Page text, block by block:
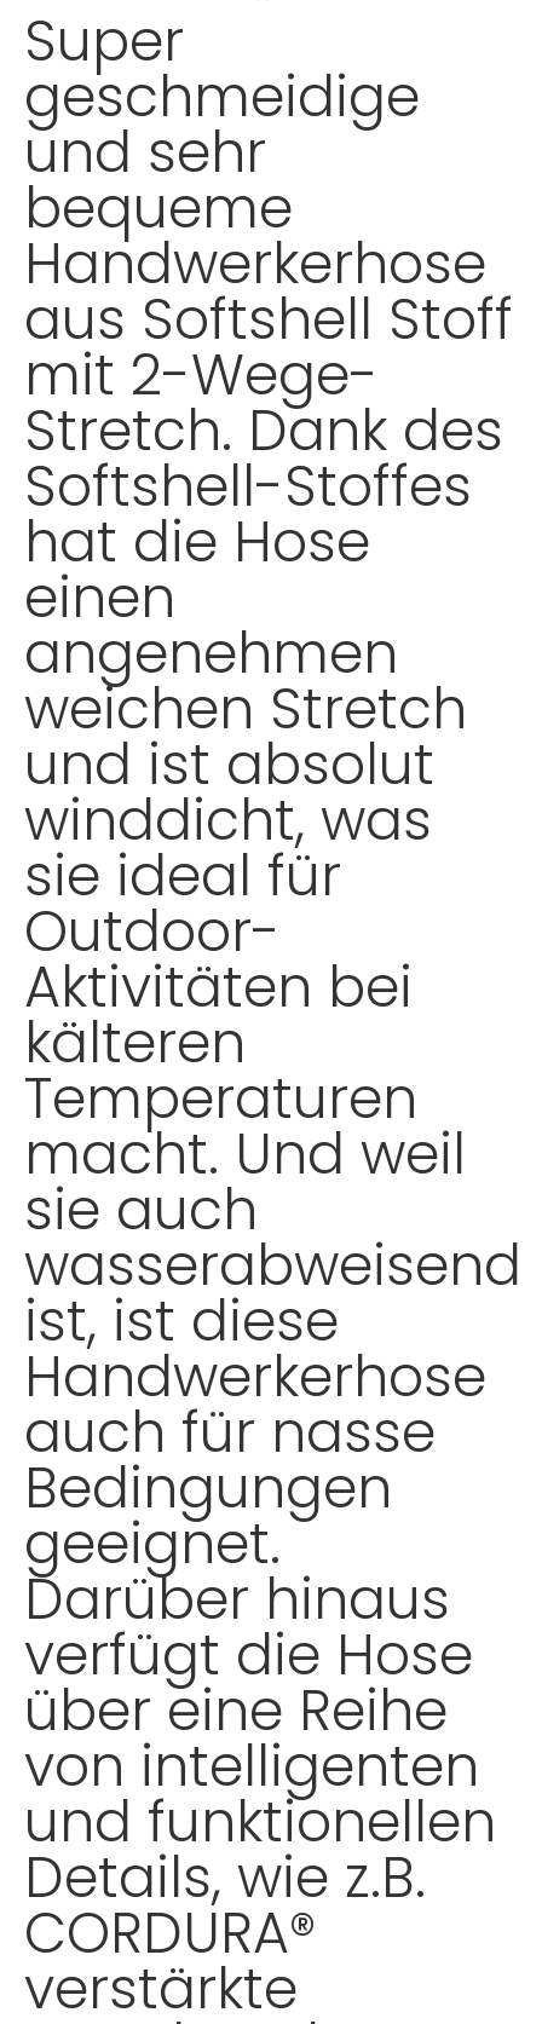
Super
geschmeidige
und sehr
bequeme
Handwerkerhose
aus Softshell Stoff
mit 2-Wege-
Stretch. Dank des
Softshell-Stoffes
hat die Hose
einen
angenehmen
weichen Stretch
und ist absolut
winddicht, was
sie ideal für
Outdoor-
Aktivitäten bei
kälteren
Temperaturen
macht. Und weil
sie auch
wasserabweisend
ist, ist diese
Handwerkerhose
auch für nasse
Bedingungen
geeignet.
Darüber hinaus
verfügt die Hose
über eine Reihe
von intelligenten
und funktionellen
Details, wie z.B.
CORDURA®
verstärkte